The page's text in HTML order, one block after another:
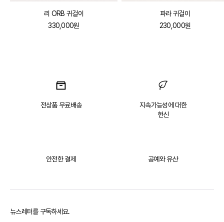
리 ORB 귀걸이
330,000원
파라 귀걸이
230,000원
전상품 무료배송
지속가능성에 대한
헌신
안전한 결제 공예와 유산
뉴스레터를 구독하세요.